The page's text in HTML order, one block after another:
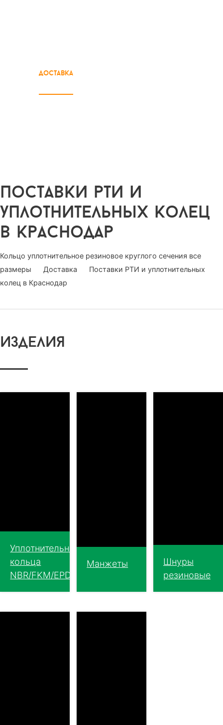
доставка
поставки рти и
уплотнительных колец
в краснодар
Кольцо уплотнительное резиновое круглого сечения все
размеры
Доставка
Поставки РТИ и уплотнительных
колец в Краснодар
изделия
Уплотнительные
кольца
NBR/FKM/EPDM/VMQ
Манжеты
Шнуры
резиновые